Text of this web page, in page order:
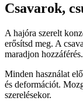
Csavarok,
A hajóra szerelt
erősítsd meg. A
maradjon hozzáférés.
Minden használat
és deformációt.
szerelésekor.